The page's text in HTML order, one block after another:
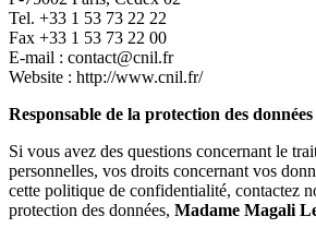
Tel. +33 1 53 73 22 22
Fax +33 1 53 73 22 00
E-mail : contact@cnil.fr
Website : http://www.cnil.fr/
Responsable de la protection des données
Si vous avez des questions concernant le
personnelles, vos droits concernant vos
cette politique de confidentialité, contactez
protection des données, Madame Magali